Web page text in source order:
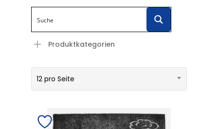
Produktkategorien
12 pro Seite